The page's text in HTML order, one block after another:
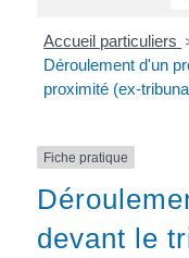
Accueil particuliers
Déroulement d'un
proximité (ex-
Fiche pratique
devant le